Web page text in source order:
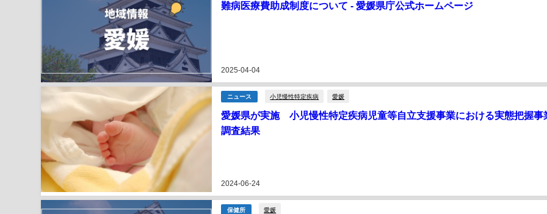
難病医療費助成制度について - 愛媛県庁公式ホームページ
2025-04-04
ニュース 小児慢性特定疾病 愛媛
愛媛県が実施 小児慢性特定疾病児童等自立支援事業における実態把握事
調査結果
2024-06-24
保健所 愛媛